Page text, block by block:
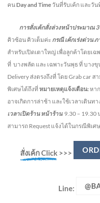
คน Day and Time วันที่รับเค้ก และวั
การสั่งเค้กสั่งล่วงหน้าประมาณ
คิวซ้อน คิวเต็มค่ะ กรณี เค้กเร่งด่วนภ
สำหรับเปิดเตาใหญ่ เพื่อลูกค้าโดยเฉ
ที่ บางพลัด และ เฉพาะวันพุธ ที่ บาง
Delivery ส่งตรงถึงที่ โดย Grab car
พิเศษได้ถึงที่ หมายเหตุแจ้งเตือน:หา
อาจเกิดการล่าช้า และใช้เวลาเดินท
เวลาเปิดร้าน หน้าร้าน 9.30 – 19.30
สามารถ Request แจ้งได้ในกรณีพิเศ
สั่งเค้ก Click>>>
Line: